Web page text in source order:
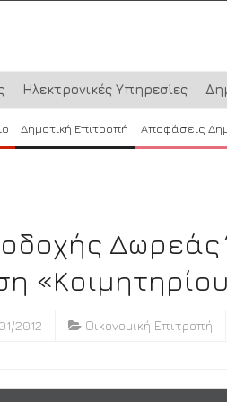
Ηλεκτρονικές Υπηρεσίες
Δημοτική Επιτροπή Αποφάσεις
Δωρεάς
2012 Οικονομική Επιτροπή